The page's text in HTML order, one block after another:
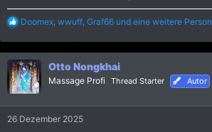
R
a
k
t
i
o
n
Doomex, wwuff, Graf66 und eine weitere Person
Otto Nongkhai
Massage Profi Thread Starter Autor
26 Dezember 2025